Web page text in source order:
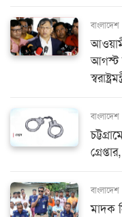
বাংলাদেশ
আগস্ট
বাংলাদেশ
বাংলাদেশ
মাদক